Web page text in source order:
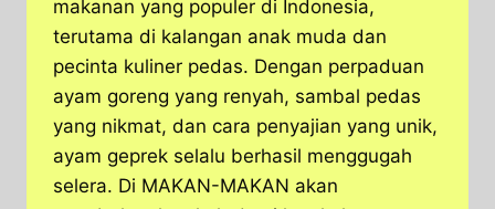
makanan yang populer di Indonesia,
terutama di kalangan anak muda dan
pecinta kuliner pedas. Dengan perpaduan
ayam goreng yang renyah, sambal pedas
yang nikmat, dan cara penyajian yang unik,
ayam geprek selalu berhasil menggugah
selera. Di MAKAN-MAKAN akan